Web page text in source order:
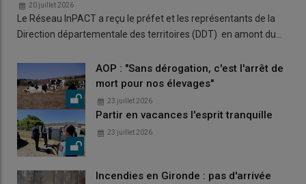
20 juillet 2026
Le Réseau InPACT a reçu le préfet et les représentants de la
Direction départementale des territoires (DDT) en amont du…
AOP : "Sans dérogation, c'est l'arrêt de
mort pour nos élevages"
23 juillet 2026
Partir en vacances l'esprit tranquille
23 juillet 2026
Incendies en Gironde : pas d'arrivée